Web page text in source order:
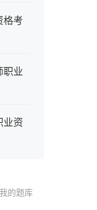
格考
职业
业资
我的题库